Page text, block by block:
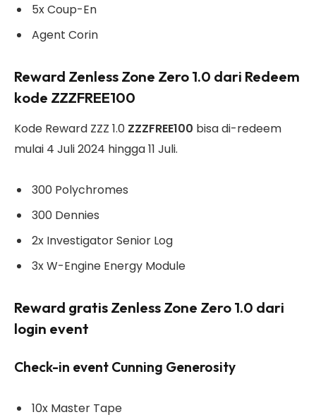
5x Coup-En
Agent Corin
Reward Zenless Zone Zero 1.0 dari Redeem
kode ZZZFREE100
Kode Reward ZZZ 1.0 ZZZFREE100 bisa di-redeem
mulai 4 Juli 2024 hingga 11 Juli.
300 Polychromes
300 Dennies
2x Investigator Senior Log
3x W-Engine Energy Module
Reward gratis Zenless Zone Zero 1.0 dari
login event
Check-in event Cunning Generosity
10x Master Tape